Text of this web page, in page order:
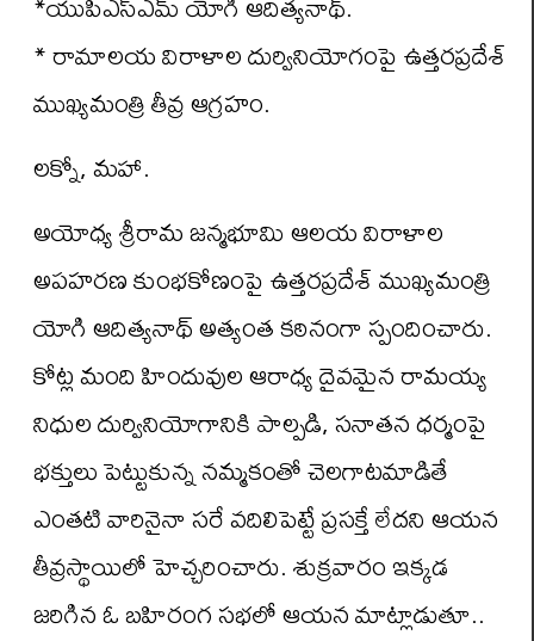
* రామాలయ విరాళాల దుర్వినియోగంపై ఉత్తరప్రదేశ్
ముఖ్యమంత్రి తీవ్ర ఆగ్రహం.
లక్నో, మహా.
అయోధ్య శ్రీరామ జన్మభూమి ఆలయ విరాళాల
అపహరణ కుంభకోణంపై ఉత్తరప్రదేశ్ ముఖ్యమంత్రి
యోగి ఆదిత్యనాథ్ అత్యంత కఠినంగా స్పందించారు.
కోట్ల మంది హిందువుల ఆరాధ్య దైవమైన రామయ్య
నిధుల దుర్వినియోగానికి పాల్పడి, సనాతన ధర్మంపై
భక్తులు పెట్టుకున్న నమ్మకంతో చెలగాటమాడితే
ఎంతటి వారినైనా సరే వదిలిపెట్టే ప్రసక్తే లేదని ఆయన
తీవ్రస్థాయిలో హెచ్చరించారు. శుక్రవారం ఇక్కడ
జరిగిన ఓ బహిరంగ సభలో ఆయన మాట్లాడుతూ..